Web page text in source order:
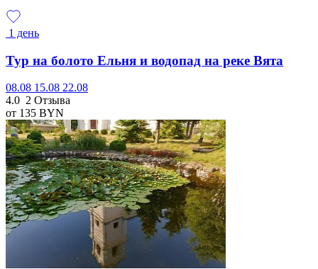
1 день
Тур на болото Ельня и водопад на реке Вята
08.08 15.08 22.08
4.0 2 Отзыва
от 135 BYN